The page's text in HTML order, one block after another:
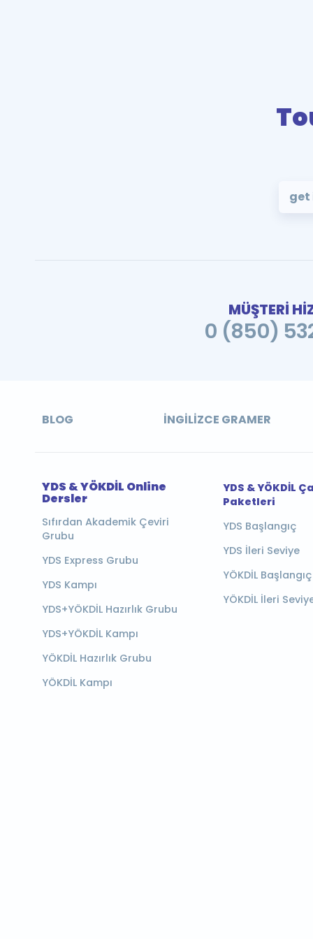
get
MÜŞTERİ
0 (850)
BLOG İNGILIZCE GRAMER
YDS & YÖKDİL Online
Dersler
Sıfırdan Akademik Çeviri
Grubu
YDS Express Grubu
YDS Kampı
YDS+YÖKDİL Hazırlık Grubu
YDS+YÖKDİL Kampı
YÖKDİL Hazırlık Grubu
YÖKDİL Kampı
YDS & YÖKDİL
Paketleri
YDS Başlangıç
YDS İleri Seviye
YÖKDİL Başlangıç
YÖKDİL İleri